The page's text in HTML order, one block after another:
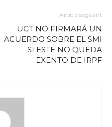
Article següent
UGT NO FIRMARÁ UN
ACUERDO SOBRE EL SMI
SI ESTE NO QUEDA
EXENTO DE IRPF